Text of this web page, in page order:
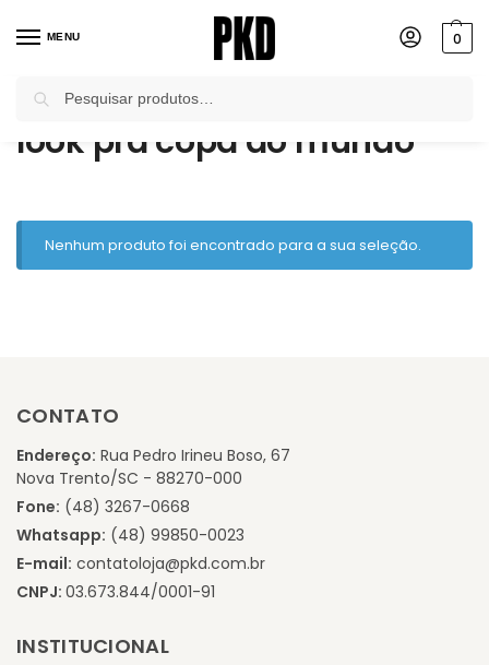
MENU 0
Início / Produtos marcados com a tag “look pra copa do mundo”
look pra copa do mundo
Nenhum produto foi encontrado para a sua seleção.
CONTATO
Endereço: Rua Pedro Irineu Boso, 67
Nova Trento/SC - 88270-000
Fone: (48) 3267-0668
Whatsapp: (48) 99850-0023
E-mail: contatoloja@pkd.com.br
CNPJ: 03.673.844/0001-91
INSTITUCIONAL